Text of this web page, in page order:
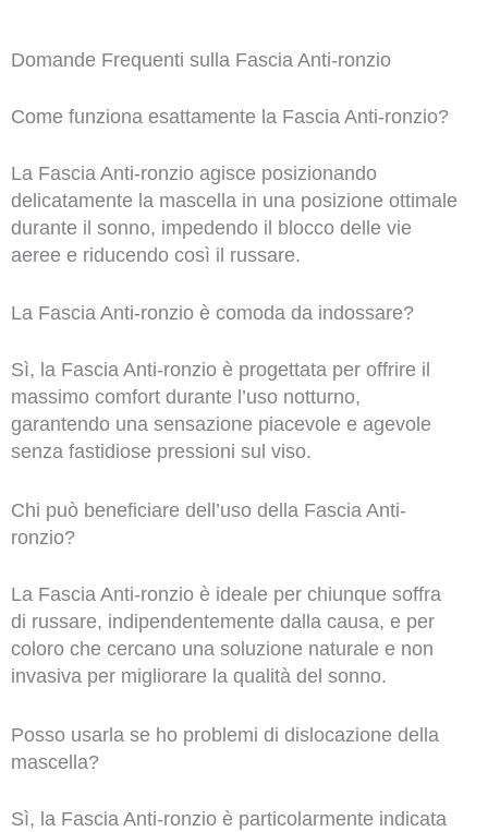
Domande Frequenti sulla Fascia Anti-ronzio
Come funziona esattamente la Fascia Anti-ronzio?
La Fascia Anti-ronzio agisce posizionando
delicatamente la mascella in una posizione ottimale
durante il sonno, impedendo il blocco delle vie
aeree e riducendo così il russare.
La Fascia Anti-ronzio è comoda da indossare?
Sì, la Fascia Anti-ronzio è progettata per offrire il
massimo comfort durante l’uso notturno,
garantendo una sensazione piacevole e agevole
senza fastidiose pressioni sul viso.
Chi può beneficiare dell’uso della Fascia Anti-
ronzio?
La Fascia Anti-ronzio è ideale per chiunque soffra
di russare, indipendentemente dalla causa, e per
coloro che cercano una soluzione naturale e non
invasiva per migliorare la qualità del sonno.
Posso usarla se ho problemi di dislocazione della
mascella?
Sì, la Fascia Anti-ronzio è particolarmente indicata